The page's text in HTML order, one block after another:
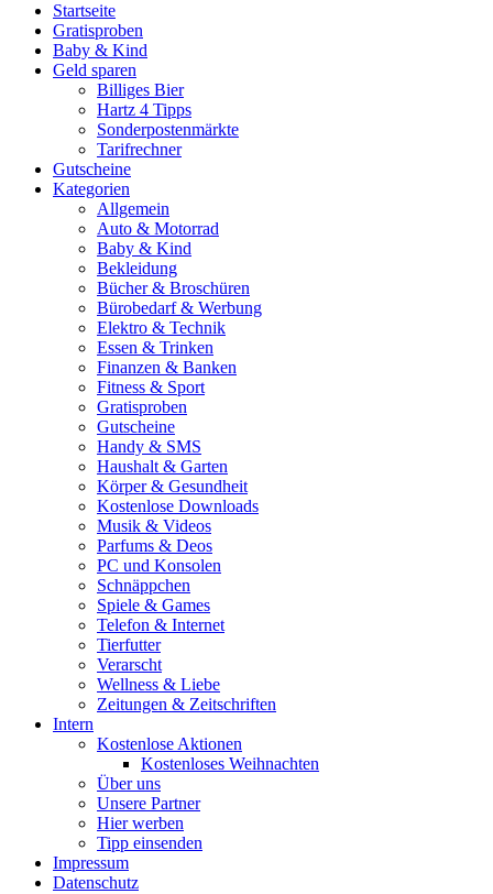
Startseite
Gratisproben
Baby & Kind
Geld sparen
Billiges Bier
Hartz 4 Tipps
Sonderpostenmärkte
Tarifrechner
Gutscheine
Kategorien
Allgemein
Auto & Motorrad
Baby & Kind
Bekleidung
Bücher & Broschüren
Bürobedarf & Werbung
Elektro & Technik
Essen & Trinken
Finanzen & Banken
Fitness & Sport
Gratisproben
Gutscheine
Handy & SMS
Haushalt & Garten
Körper & Gesundheit
Kostenlose Downloads
Musik & Videos
Parfums & Deos
PC und Konsolen
Schnäppchen
Spiele & Games
Telefon & Internet
Tierfutter
Verarscht
Wellness & Liebe
Zeitungen & Zeitschriften
Intern
Kostenlose Aktionen
Kostenloses Weihnachten
Über uns
Unsere Partner
Hier werben
Tipp einsenden
Impressum
Datenschutz